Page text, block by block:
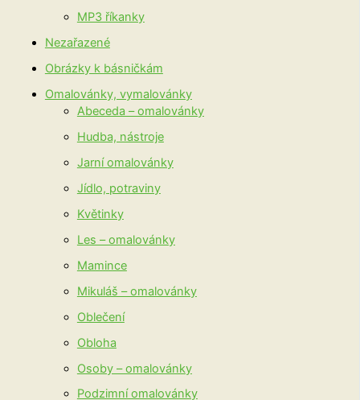
MP3 říkanky
Nezařazené
Obrázky k básničkám
Omalovánky, vymalovánky
Abeceda – omalovánky
Hudba, nástroje
Jarní omalovánky
Jídlo, potraviny
Květinky
Les – omalovánky
Mamince
Mikuláš – omalovánky
Oblečení
Obloha
Osoby – omalovánky
Podzimní omalovánky